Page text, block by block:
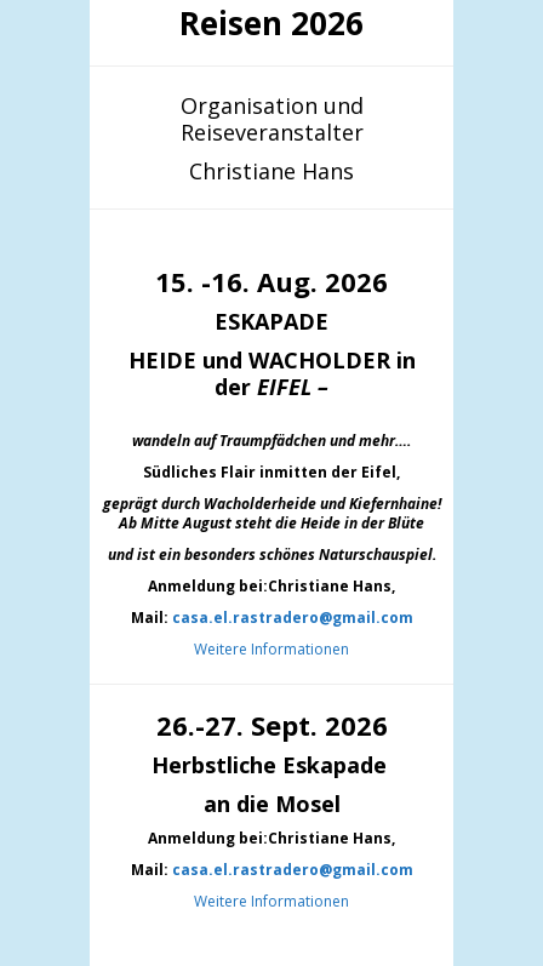
Reisen 2026
Organisation und
Reiseveranstalter
Christiane Hans
15. -16. Aug. 2026
ESKAPADE
HEIDE und WACHOLDER in
der EIFEL –
wandeln auf Traumpfädchen und mehr….
Südliches Flair inmitten der Eifel,
geprägt durch Wacholderheide und Kiefernhaine!
Ab Mitte August steht die Heide in der Blüte
und ist ein besonders schönes Naturschauspiel.
Anmeldung bei:Christiane Hans,
Mail: casa.el.rastradero@gmail.com
Weitere Informationen
26.-27. Sept. 2026
Herbstliche Eskapade
an die Mosel
Anmeldung bei:Christiane Hans,
Mail: casa.el.rastradero@gmail.com
Weitere Informationen